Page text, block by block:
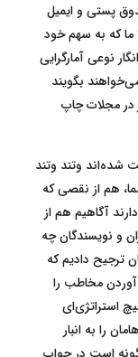
پستی و ایمیل
که به سهم خود
نوعی آمارگرایی
بگویند
در مجلات چاپ
شده‌اند وتند وتند
هم از نقصی که
آگاهیم هم از
و نویسندگان چه
ترجیح دادیم که
مخاطب را
استراتژی‌ای
را به انبار